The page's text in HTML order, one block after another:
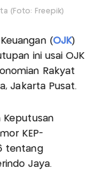
(Foto: Freepik)
(OJK)
ini usai OJK
Rakyat
Jakarta Pusat.
Keputusan
KEP-
tentang
Jaya.